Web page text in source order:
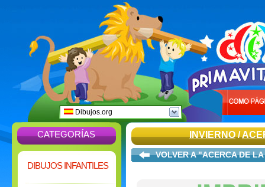
Dibujos.org
CATEGORÍAS
DIBUJOS INFANTILES
INVIERNO/
VOLVER A "ACERCA DE